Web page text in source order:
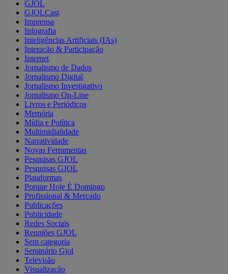
GJOL
GJOLCast
Imprensa
Infografia
Inteligências Artificiais (IAs)
Interação & Participação
Internet
Jornalismo de Dados
Jornalismo Digital
Jornalismo Investigativo
Jornalismo On-Line
Livros e Periódicos
Memória
Mídia e Política
Multimidialidade
Narratividade
Novas Ferramentas
Pesquisas GJOL
Pesquisas GJOL
Plataformas
Porque Hoje É Domingo
Profissional & Mercado
Publicações
Publicidade
Redes Sociais
Reuniões GJOL
Sem categoria
Seminário Gjol
Televisão
Visualização